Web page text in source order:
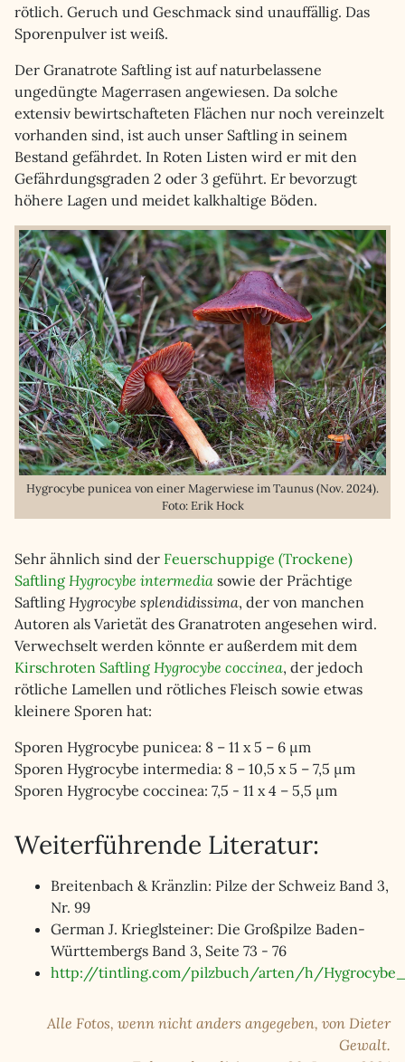
rötlich. Geruch und Geschmack sind unauffällig. Das
Sporenpulver ist weiß.
Der Granatrote Saftling ist auf naturbelassene
ungedüngte Magerrasen angewiesen. Da solche
extensiv bewirtschafteten Flächen nur noch vereinzelt
vorhanden sind, ist auch unser Saftling in seinem
Bestand gefährdet. In Roten Listen wird er mit den
Gefährdungsgraden 2 oder 3 geführt. Er bevorzugt
höhere Lagen und meidet kalkhaltige Böden.
Hygrocybe punicea von einer Magerwiese im Taunus (Nov. 2024).
Foto: Erik Hock
Sehr ähnlich sind der Feuerschuppige (Trockene)
Saftling Hygrocybe intermedia sowie der Prächtige
Saftling Hygrocybe splendidissima, der von manchen
Autoren als Varietät des Granatroten angesehen wird.
Verwechselt werden könnte er außerdem mit dem
Kirschroten Saftling Hygrocybe coccinea, der jedoch
rötliche Lamellen und rötliches Fleisch sowie etwas
kleinere Sporen hat:
Sporen Hygrocybe punicea: 8 – 11 x 5 – 6 µm
Sporen Hygrocybe intermedia: 8 – 10,5 x 5 – 7,5 µm
Sporen Hygrocybe coccinea: 7,5 - 11 x 4 – 5,5 µm
Weiterführende Literatur:
Breitenbach & Kränzlin: Pilze der Schweiz Band 3,
Nr. 99
German J. Krieglsteiner: Die Großpilze Baden-
Württembergs Band 3, Seite 73 - 76
http://tintling.com/pilzbuch/arten/h/
Alle Fotos, wenn nicht anders angegeben, von Dieter
Gewalt.